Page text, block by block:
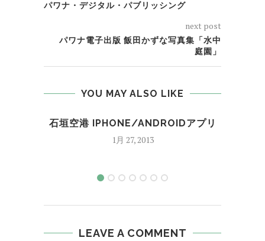
パワナ・デジタル・パブリッシング
next post
パワナ電子出版 飯田かずな写真集「水中
庭園」
YOU MAY ALSO LIKE
石垣空港 IPHONE/ANDROIDアプリ
1月 27, 2013
LEAVE A COMMENT